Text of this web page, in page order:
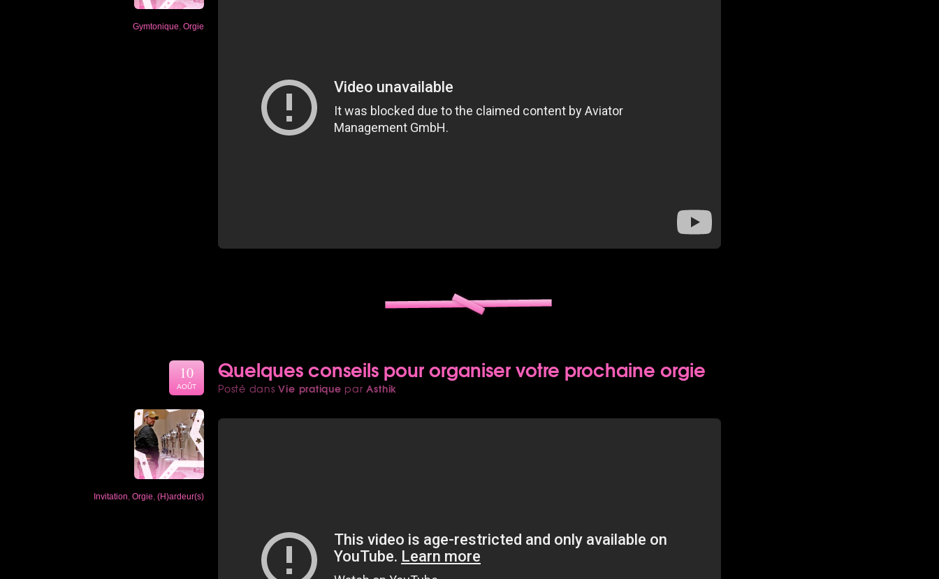
Gymtonique Orgie
Quelques conseils pour organiser votre prochaine orgie
Posté dansVie pratique parAsthik
10
AOÛT
Invitation Orgie (H)ardeur(s)